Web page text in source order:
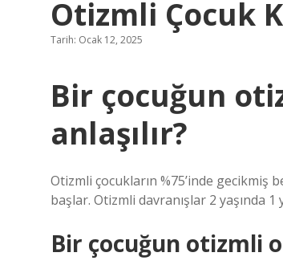
Otizmli Çocuk
Tarih: Ocak 12, 2025
Bir çocuğun
anlaşılır?
Otizmli çocukların %75’inde gecikmiş
başlar. Otizmli davranışlar 2 yaşında
Bir çocuğun otizmli